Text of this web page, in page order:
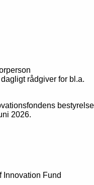
rådgiver for bl.a.
bestyrelse
2026.